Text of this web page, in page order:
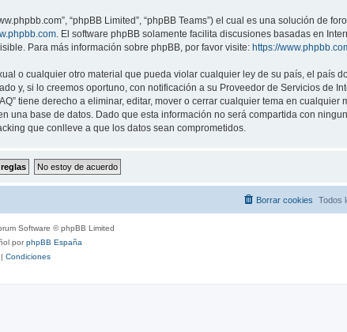
“phpBB Limited”, “phpBB Teams”) el cual es una solución de
. El software phpBB solamente facilita discusiones basadas en
Para más información sobre phpBB, por favor visite: https://
o cualquier otro material que pueda violar cualquier ley de su país, el país
y, si lo creemos oportuno, con notificación a su Proveedor de Servicios de
tiene derecho a eliminar, editar, mover o cerrar cualquier tema en cualquier
base de datos. Dado que esta información no será compartida con
que conlleve a que los datos sean comprometidos.
Todos
Borrar cookies
Software © phpBB Limited
porphpBB España
| Condiciones